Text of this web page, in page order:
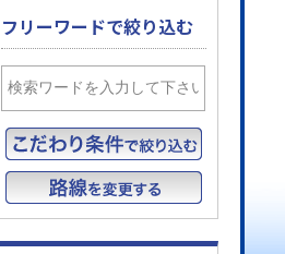
フリーワードで絞り込む